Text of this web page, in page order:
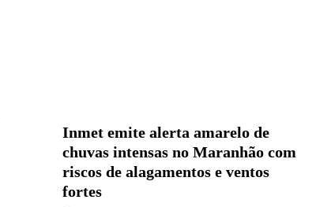
Inmet emite alerta amarelo de
chuvas intensas no Maranhão com
riscos de alagamentos e ventos
fortes